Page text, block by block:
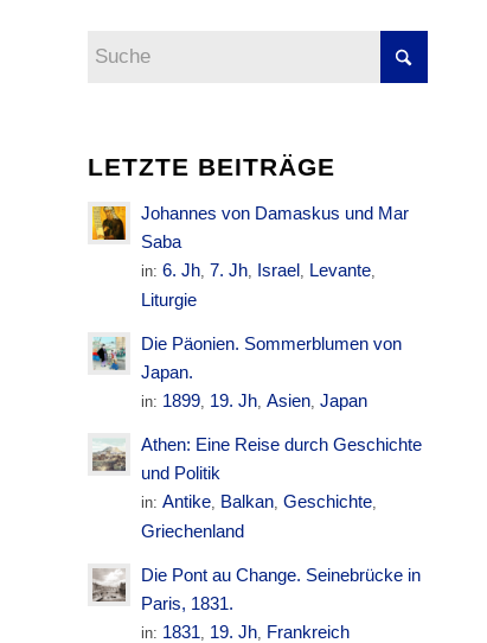
LETZTE BEITRÄGE
Johannes von Damaskus und Mar
Saba
in:6. Jh, 7. Jh, Israel, Levante,
Liturgie
Die Päonien. Sommerblumen von
Japan.
in: 1899, 19. Jh,Asien,Japan
Athen: Eine Reise durch Geschichte
und Politik
in:Antike, Balkan,Geschichte,
Griechenland
Die Pont au Change. Seinebrücke in
Paris, 1831.
in: 1831, 19. Jh, Frankreich